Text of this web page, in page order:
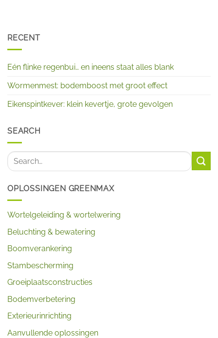
RECENT
Eén flinke regenbui… en ineens staat alles blank
Wormenmest: bodemboost met groot effect
Eikenspintkever: klein kevertje, grote gevolgen
SEARCH
OPLOSSINGEN GREENMAX
Wortelgeleiding & wortelwering
Beluchting & bewatering
Boomverankering
Stambescherming
Groeiplaatsconstructies
Bodemverbetering
Exterieurinrichting
Aanvullende oplossingen